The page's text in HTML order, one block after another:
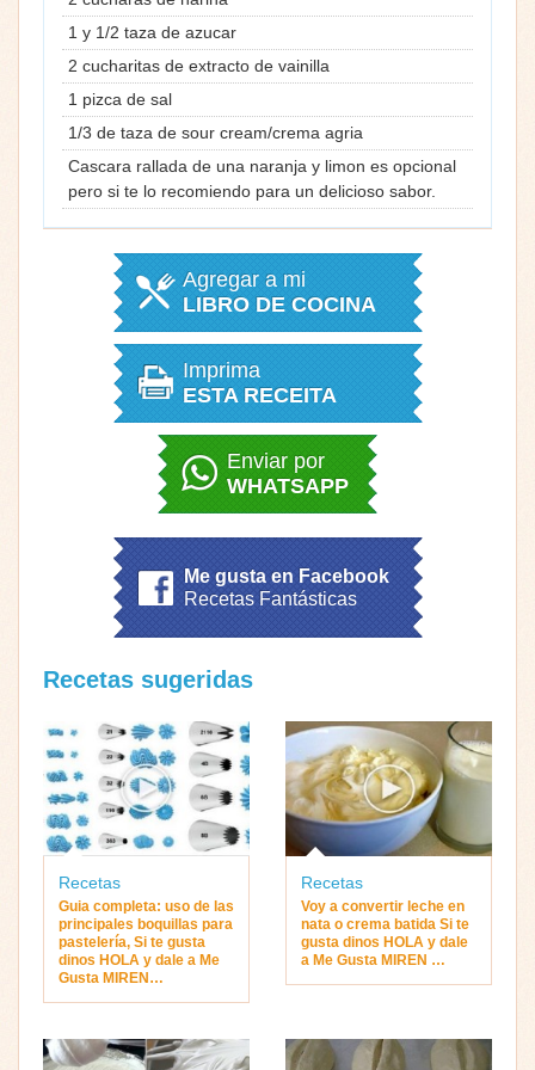
1 y 1/2 taza de azucar
2 cucharitas de extracto de vainilla
1 pizca de sal
1/3 de taza de sour cream/crema agria
Cascara rallada de una naranja y limon es opcional
pero si te lo recomiendo para un delicioso sabor.
Agregar a mi
LIBRO DE COCINA
Imprima
ESTA RECEITA
Enviar por
WHATSAPP
Me gusta en Facebook
Recetas Fantásticas
Recetas sugeridas
Recetas
Guia completa: uso de las
principales boquillas para
pastelería, Si te gusta
dinos HOLA y dale a Me
Gusta MIREN…
Recetas
Voy a convertir leche en
nata o crema batida Si te
gusta dinos HOLA y dale
a Me Gusta MIREN …